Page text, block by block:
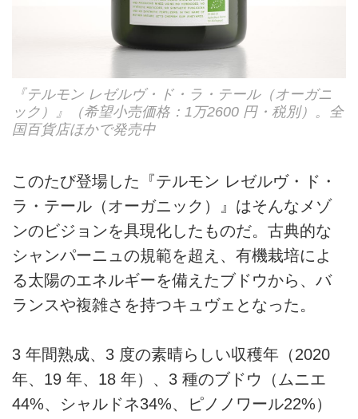
『テルモン レゼルヴ・ド・ラ・テール（オーガニ
ック）』（希望小売価格：1万2600 円・税別）。全
国百貨店ほかで発売中
このたび登場した『テルモン レゼルヴ・ド・
ラ・テール（オーガニック）』はそんなメゾ
ンのビジョンを具現化したものだ。古典的な
シャンパーニュの規範を超え、有機栽培によ
る太陽のエネルギーを備えたブドウから、バ
ランスや複雑さを持つキュヴェとなった。
3 年間熟成、3 度の素晴らしい収穫年（2020
年、19 年、18 年）、3 種のブドウ（ムニエ
44%、シャルドネ34%、ピノノワール22%）